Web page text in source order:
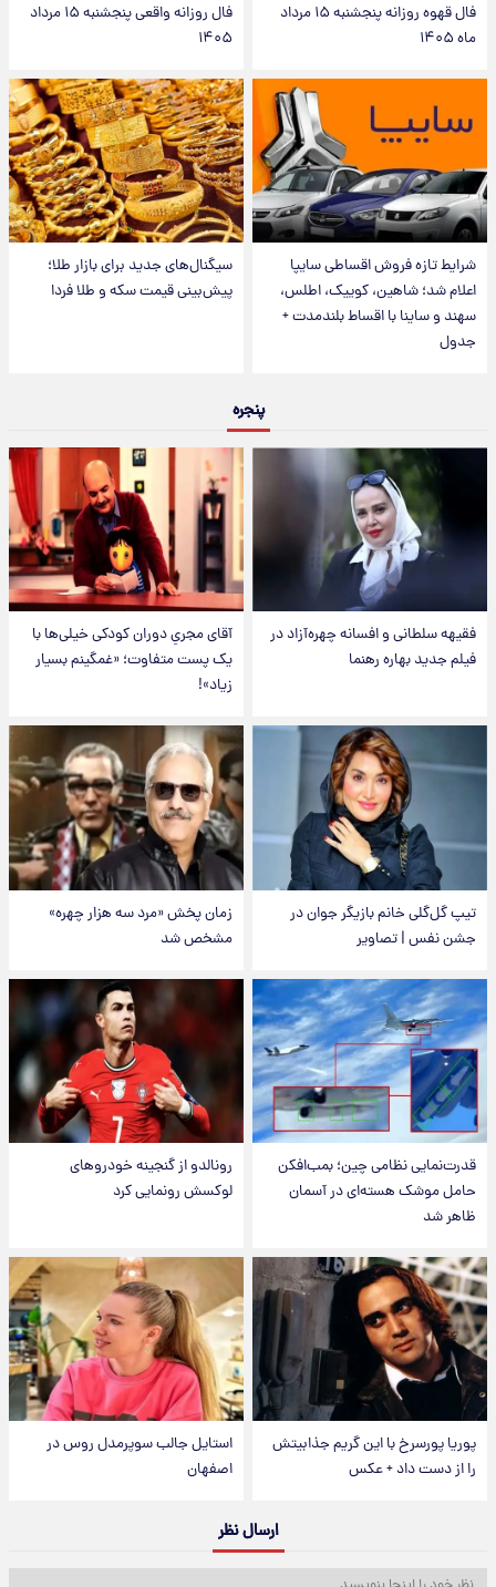
فال قهوه روزانه پنجشنبه ۱۵ مرداد
ماه ۱۴۰۵
فال روزانه واقعی پنجشنبه ۱۵ مرداد
۱۴۰۵
شرایط تازه فروش اقساطی سایپا
اعلام شد؛ شاهین، کوییک، اطلس،
سهند و ساینا با اقساط بلندمدت +
جدول
سیگنال‌های جدید برای بازار طلا؛
پیش‌بینی قیمت سکه و طلا فردا
پنجره
فقیهه سلطانی و افسانه چهره‌آزاد در
فیلم جدید بهاره رهنما
آقای مجریِ دوران کودکی خیلی‌ها با
یک پست متفاوت؛ «غمگینم بسیار
زیاد»!
تیپ گل‌گلی خانم بازیگر جوان در
جشن نفس | تصاویر
زمان پخش «مرد سه هزار چهره»
مشخص شد
قدرت‌نمایی نظامی چین؛ بمب‌افکن
حامل موشک هسته‌ای در آسمان
ظاهر شد
رونالدو از گنجینه خودروهای
لوکسش رونمایی کرد
پوریا پورسرخ با این گریم جذابیتش
را از دست داد + عکس
استایل جالب سوپرمدل روس در
اصفهان
ارسال نظر